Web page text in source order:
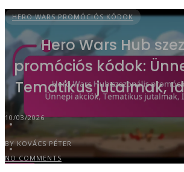
HERO WARS PROMÓCIÓS KÓDOK
Hero Wars Hub
promóciós kódok:
Tematikus jutalmak,
10/03/2026
BY KOVÁCS PÉTER
NO COMMENTS